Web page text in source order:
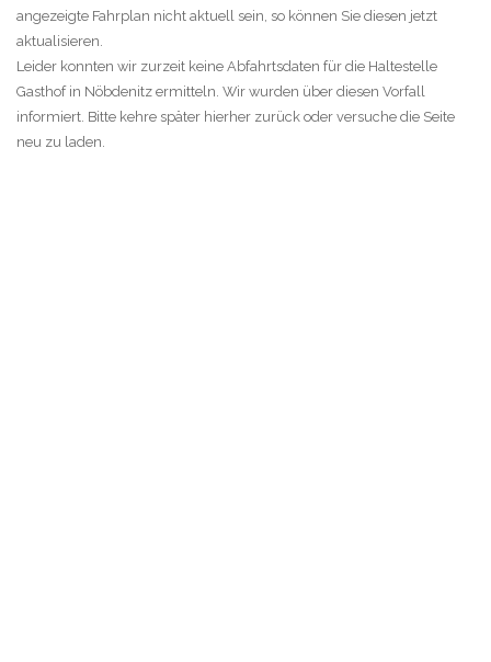
angezeigte Fahrplan nicht aktuell sein, so können Sie diesen jetzt
aktualisieren.
Leider konnten wir zurzeit keine Abfahrtsdaten für die Haltestelle
Gasthof in Nöbdenitz ermitteln. Wir wurden über diesen Vorfall
informiert. Bitte kehre später hierher zurück oder versuche die Seite
neu zu laden.